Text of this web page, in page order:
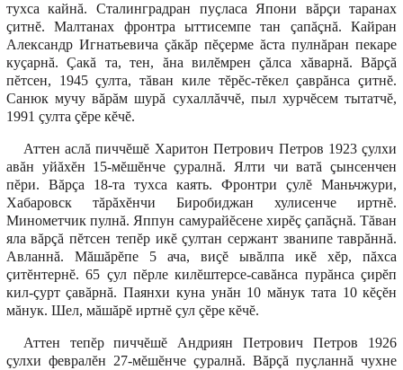
тухса кайнă. Сталинградран пуçласа Япони вăрçи таранах
çитнĕ. Малтанах фронтра ыттисемпе тан çапăçнă. Кайран
Александр Игнатьевича çăкăр пĕçерме ăста пулнăран пекаре
куçарнă. Çакă та, тен, ăна вилĕмрен çăлса хăварнă. Вăрçă
пĕтсен, 1945 çулта, тăван киле тĕрĕс-тĕкел çаврăнса çитнĕ.
Санюк мучу вăрăм шурă сухаллăччĕ, пыл хурчĕсем тытатчĕ,
1991 çулта çĕре кĕчĕ.
Аттен аслă пиччĕшĕ Харитон Петрович Петров 1923 çулхи
авăн уйăхĕн 15-мĕшĕнче çуралнă. Ялти чи ватă çынсенчен
пĕри. Вăрçа 18-та тухса каять. Фронтри çулĕ Маньчжури,
Хабаровск тăрăхĕнчи Биробиджан хулисенче иртнĕ.
Минометчик пулнă. Яппун самурайĕсене хирĕç çапăçнă. Тăван
яла вăрçă пĕтсен тепĕр икĕ çултан сержант званипе таврăннă.
Авланнă. Мăшăрĕпе 5 ача, виçĕ ывăлпа икĕ хĕр, пăхса
çитĕнтернĕ. 65 çул пĕрле килĕштерсе-савăнса пурăнса çирĕп
кил-çурт çавăрнă. Паянхи куна унăн 10 мăнук тата 10 кĕçĕн
мăнук. Шел, мăшăрĕ иртнĕ çул çĕре кĕчĕ.
Аттен тепĕр пиччĕшĕ Андриян Петрович Петров 1926
çулхи февралĕн 27-мĕшĕнче çуралнă. Вăрçă пуçланнă чухне